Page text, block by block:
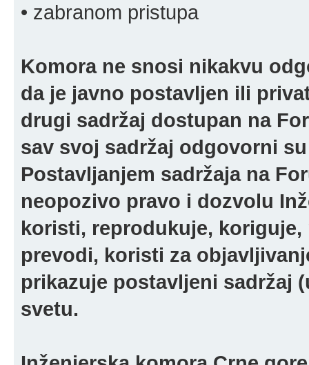
• zabranom pristupa
Komora ne snosi nikakvu
da je javno postavljen ili
drugi sadržaj dostupan na
sav svoj sadržaj odgovorni
Postavljanjem sadržaja na
neopozivo pravo i dozvolu
koristi, reprodukuje,
prevodi, koristi za
prikazuje postavljeni sadržaj
svetu.